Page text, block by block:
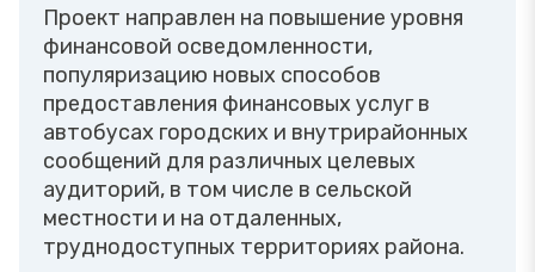
Проект направлен на повышение уровня
финансовой осведомленности,
популяризацию новых способов
предоставления финансовых услуг в
автобусах городских и внутрирайонных
сообщений для различных целевых
аудиторий, в том числе в сельской
местности и на отдаленных,
труднодоступных территориях района.